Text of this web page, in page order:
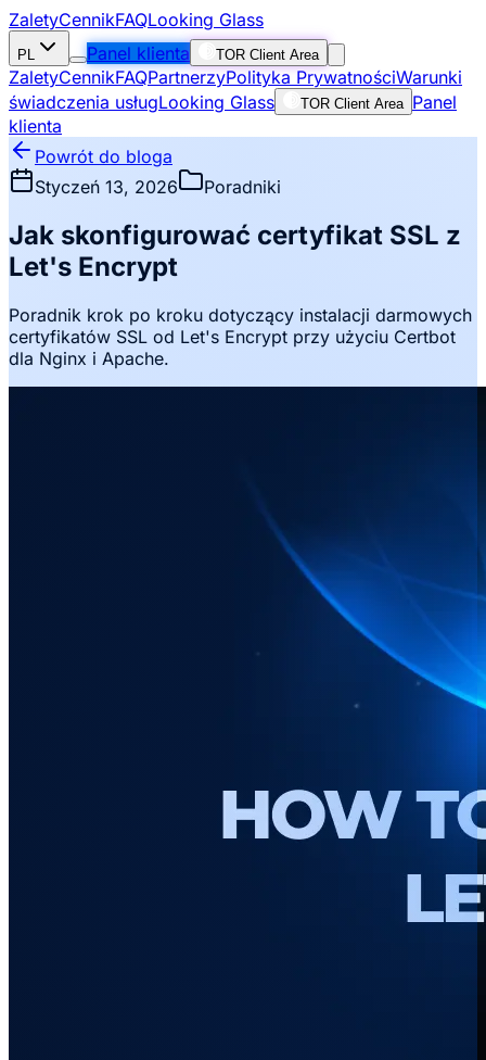
ZaletyCennikFAQLooking Glass
PL Panel klienta TOR Client Area
ZaletyCennikFAQPartnerzyPolityka PrywatnościWarunki
świadczenia usługLooking Glass TOR Client Area Panel
klienta
Powrót do bloga
Styczeń 13, 2026
Poradniki
Jak skonfigurować certyfikat SSL z
Let's Encrypt
Poradnik krok po kroku dotyczący instalacji darmowych
certyfikatów SSL od Let's Encrypt przy użyciu Certbot
dla Nginx i Apache.